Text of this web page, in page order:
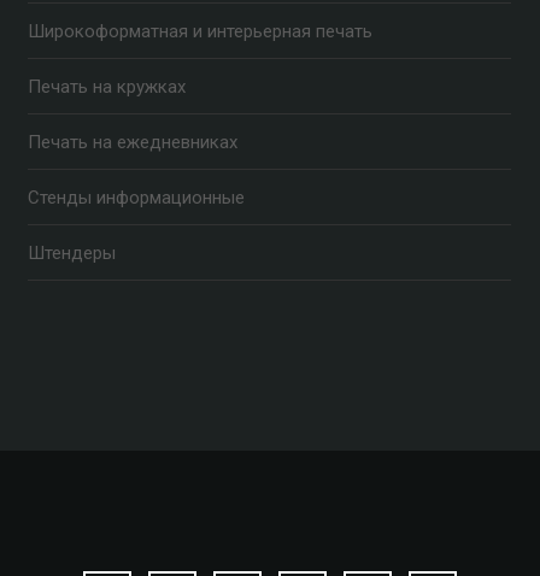
Широкоформатная и интерьерная печать
Печать на кружках
Печать на ежедневниках
Стенды информационные
Штендеры